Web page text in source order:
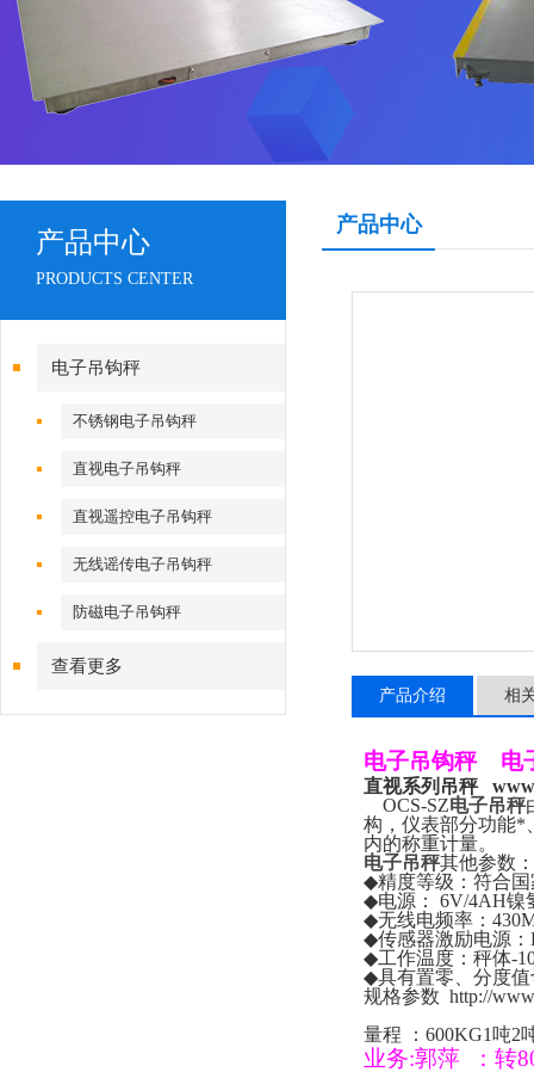
产品中心
PRODUCTS CENTER
电子吊钩秤
不锈钢电子吊钩秤
直视电子吊钩秤
直视遥控电子吊钩秤
无线谣传电子吊钩秤
防磁电子吊钩秤
查看更多
产品中心
产品介绍 相
电子吊钩秤 电
直视系列吊秤
OCS-SZ电子吊秤
构，仪表部分功能*
内的称重计量。
电子吊秤其他参数：
◆精度等级：符合
◆电源： 6V/4AH镍
◆无线电频率：
◆传感器激励电源：
◆工作温度：秤体-
◆具有置零、分度
规格参数 http://
量程
： 600KG1 吨2
业务:郭萍 ： 转